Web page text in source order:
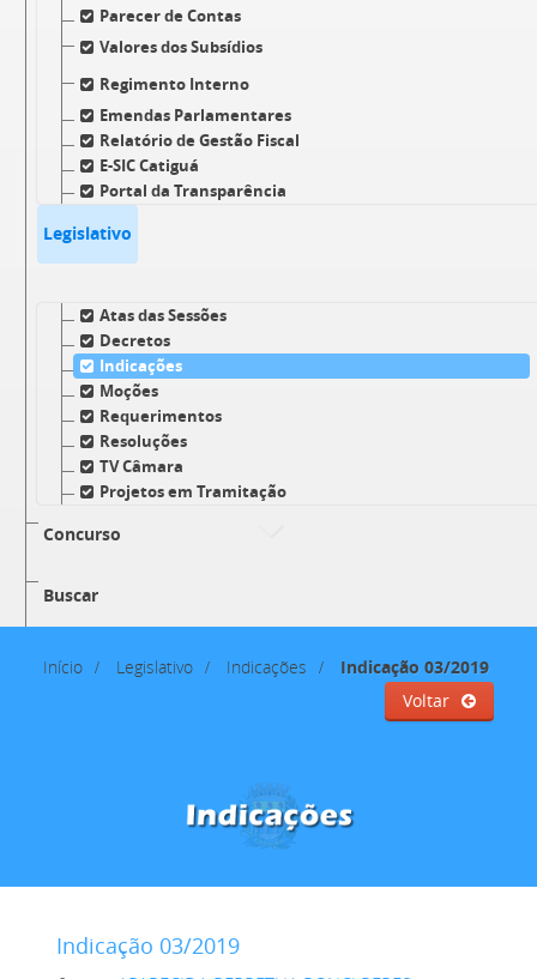
Parecer de Contas
Valores dos Subsídios
Regimento Interno
Emendas Parlamentares
Relatório de Gestão Fiscal
E-SIC Catiguá
Portal da Transparência
Legislativo
Atas das Sessões
Decretos
Indicações
Moções
Requerimentos
Resoluções
TV Câmara
Projetos em Tramitação
Concurso
Buscar
Início Legislativo Indicações
Indicação 03/2019
Voltar
Indicação 03/2019